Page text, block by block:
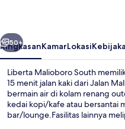
Berikutnya
50+
RingkasanKamarLokasi
Liberta Malioboro South
15 menit jalan kaki dari Jalan
bermain air di kolam renang
kedai kopi/kafe atau bersantai
bar/lounge.Fasilitas lainnya